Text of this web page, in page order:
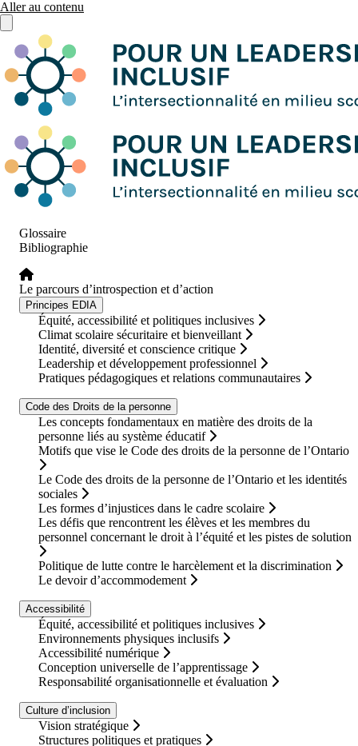
Aller au contenu
Glossaire
Bibliographie
Le parcours d’introspection et d’action
Principes EDIA
Équité, accessibilité et politiques inclusives
Climat scolaire sécuritaire et bienveillant
Identité, diversité et conscience critique
Leadership et développement professionnel
Pratiques pédagogiques et relations communautaires
Code des Droits de la personne
Les concepts fondamentaux en matière des droits de la
personne liés au système éducatif
Motifs que vise le Code des droits de la personne de l’Ontario
Le Code des droits de la personne de l’Ontario et les identités
sociales
Les formes d’injustices dans le cadre scolaire
Les défis que rencontrent les élèves et les membres du
personnel concernant le droit à l’équité et les pistes de solution
Politique de lutte contre le harcèlement et la discrimination
Le devoir d’accommodement
Accessibilité
Équité, accessibilité et politiques inclusives
Environnements physiques inclusifs
Accessibilité numérique
Conception universelle de l’apprentissage
Responsabilité organisationnelle et évaluation
Culture d’inclusion
Vision stratégique
Structures politiques et pratiques